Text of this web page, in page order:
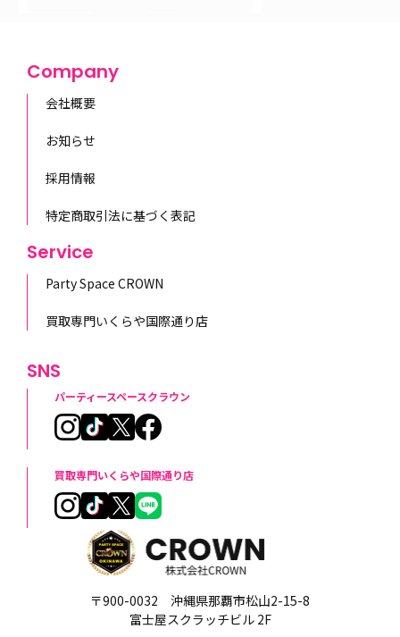
〒900-0032 沖縄県那覇市松山2-15-8
富士屋スクラッチビル 2F
Company
会社概要
お知らせ
採用情報
特定商取引法に基づく表記
Service
Party Space CROWN
買取専門いくらや国際通り店
SNS
パーティースペースクラウン
買取専門いくらや国際通り店